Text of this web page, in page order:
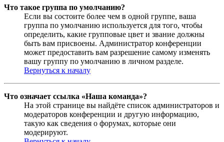
Что такое группа по умолчанию?
Если вы состоите более чем в одной группе, ваша
группа по умолчанию используется для того, чтобы
определить, какие групповые цвет и звание должны
быть вам присвоены. Администратор конференции
может предоставить вам разрешение самому изменять
вашу группу по умолчанию в личном разделе.
Вернуться к началу
Что означает ссылка «Наша команда»?
На этой странице вы найдёте список администраторов и
модераторов конференции и другую информацию,
такую как сведения о форумах, которые они
модерируют.